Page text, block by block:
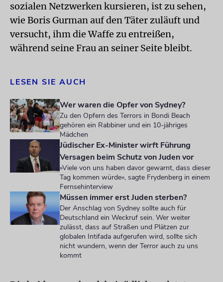
sozialen Netzwerken kursieren, ist zu sehen,
wie Boris Gurman auf den Täter zuläuft und
versucht, ihm die Waffe zu entreißen,
während seine Frau an seiner Seite bleibt.
LESEN SIE AUCH
Wer waren die Opfer von Sydney?
Zu den Opfern des Terrors in Bondi Beach
gehören ein Rabbiner und ein 10-jähriges
Mädchen
Jüdischer Ex-Minister wirft Führung
Versagen beim Schutz von Juden vor
»Viele von uns haben davor gewarnt, dass dieser
Tag kommen würde«, sagte Frydenberg in einem
Fernsehinterview
Müssen immer erst Juden sterben?
Der Anschlag von Sydney sollte auch für
Deutschland ein Weckruf sein. Wer weiter
zulässt, dass auf Straßen und Plätzen zur
globalen Intifada aufgerufen wird, sollte sich
nicht wundern, wenn der Terror auch zu uns
kommt